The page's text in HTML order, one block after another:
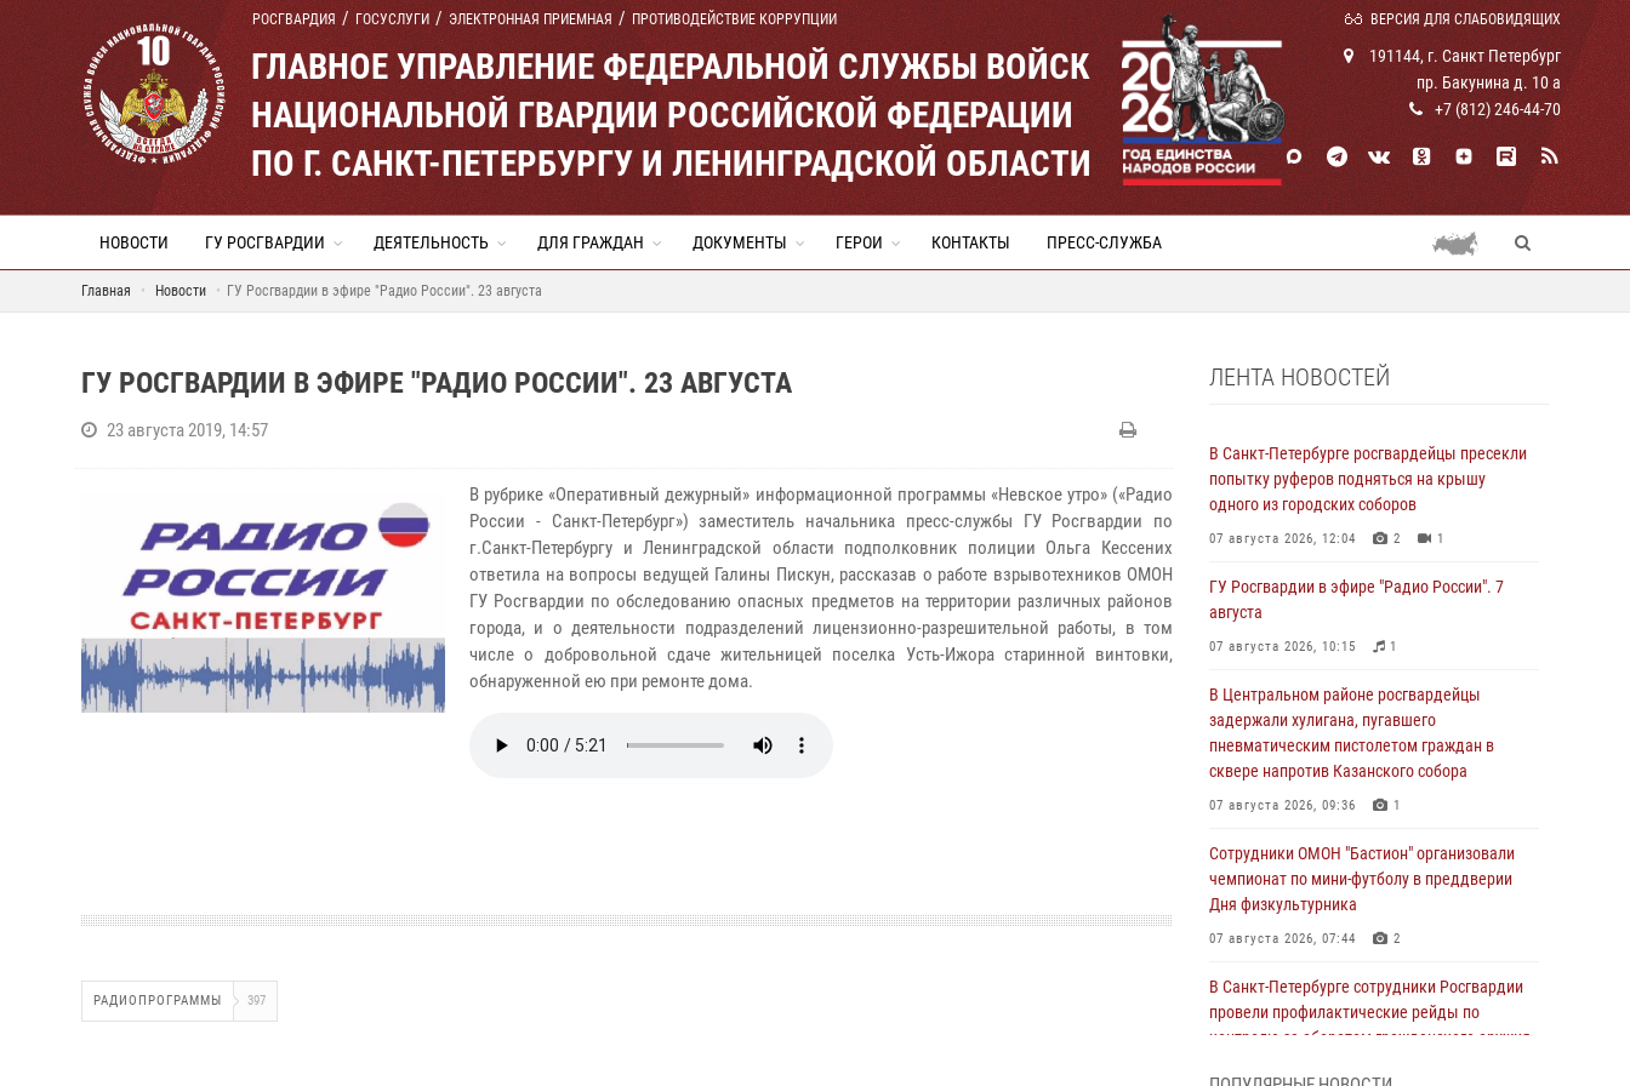
РОСГВАРДИЯ ГОСУСЛУГИ ЭЛЕКТРОННАЯ ПРИЕМНАЯ ПРОТИВОДЕЙСТВИЕ КОРРУПЦИИ ВЕРСИЯ ДЛЯ СЛАБОВИДЯЩИХ
ГЛАВНОЕ УПРАВЛЕНИЕ ФЕДЕРАЛЬНОЙ СЛУЖБЫ ВОЙСК
НАЦИОНАЛЬНОЙ ГВАРДИИ РОССИЙСКОЙ ФЕДЕРАЦИИ
ПО Г. САНКТ-ПЕТЕРБУРГУ И ЛЕНИНГРАДСКОЙ ОБЛАСТИ
191144, г. Санкт Петербург
пр. Бакунина д. 10 а
+7 (812) 246-44-70
НОВОСТИ ГУ РОСГВАРДИИ ДЕЯТЕЛЬНОСТЬ ДЛЯ ГРАЖДАН ДОКУМЕНТЫ ГЕРОИ КОНТАКТЫ ПРЕСС-СЛУЖБА
Главная Новости ГУ Росгвардии в эфире "Радио России". 23 августа
ГУ РОСГВАРДИИ В ЭФИРЕ "РАДИО РОССИИ". 23 АВГУСТА
23 августа 2019, 14:57
В рубрике «Оперативный дежурный» информационной программы «Невское утро» («Радио
России - Санкт-Петербург») заместитель начальника пресс-службы ГУ Росгвардии по
г.Санкт-Петербургу и Ленинградской области подполковник полиции Ольга Кессених
ответила на вопросы ведущей Галины Пискун, рассказав о работе взрывотехников ОМОН
ГУ Росгвардии по обследованию опасных предметов на территории различных районов
города, и о деятельности подразделений лицензионно-разрешительной работы, в том
числе о добровольной сдаче жительницей поселка Усть-Ижора старинной винтовки,
обнаруженной ею при ремонте дома.
РАДИОПРОГРАММЫ 397
ЛЕНТА НОВОСТЕЙ
В Санкт-Петербурге росгвардейцы пресекли
попытку руферов подняться на крышу
одного из городских соборов
07 августа 2026, 12:04 2 1
ГУ Росгвардии в эфире "Радио России". 7
августа
07 августа 2026, 10:15 1
В Центральном районе росгвардейцы
задержали хулигана, пугавшего
пневматическим пистолетом граждан в
сквере напротив Казанского собора
07 августа 2026, 09:36 1
Сотрудники ОМОН "Бастион" организовали
чемпионат по мини-футболу в преддверии
Дня физкультурника
07 августа 2026, 07:44 2
В Санкт-Петербурге сотрудники Росгвардии
провели профилактические рейды по
контролю за оборотом гражданского оружия